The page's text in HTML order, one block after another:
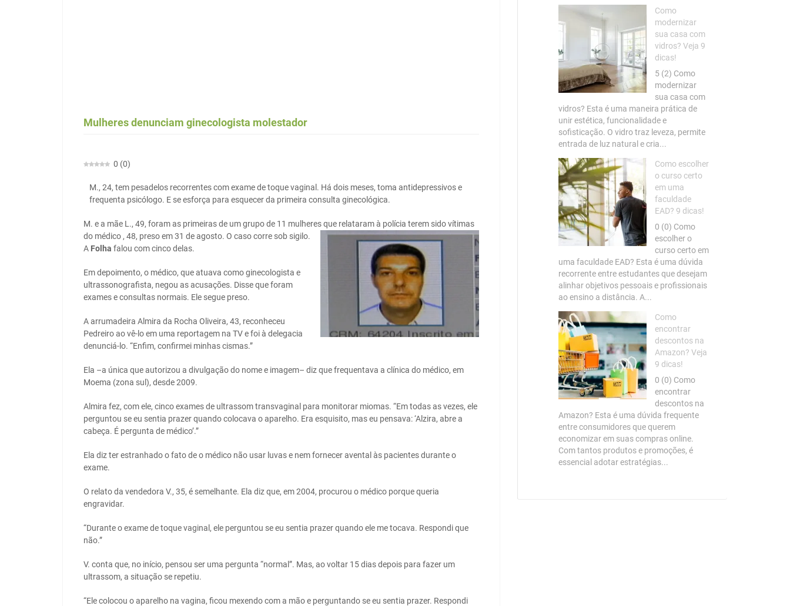
Mulheres denunciam ginecologista molestador
0 (0)
M., 24, tem pesadelos recorrentes com exame de toque vaginal. Há dois meses, toma antidepressivos e
frequenta psicólogo. E se esforça para esquecer da primeira consulta ginecológica.
M. e a mãe L., 49, foram as primeiras de um grupo de 11 mulheres que relataram à polícia terem sido vítimas
do médico , 48, preso em 31 de agosto. O caso corre sob sigilo.
A Folha falou com cinco delas.
Em depoimento, o médico, que atuava como ginecologista e
ultrassonografista, negou as acusações. Disse que foram
exames e consultas normais. Ele segue preso.
A arrumadeira Almira da Rocha Oliveira, 43, reconheceu
Pedreiro ao vê-lo em uma reportagem na TV e foi à delegacia
denunciá-lo. “Enfim, confirmei minhas cismas.”
Ela –a única que autorizou a divulgação do nome e imagem– diz que frequentava a clínica do médico, em
Moema (zona sul), desde 2009.
Almira fez, com ele, cinco exames de ultrassom transvaginal para monitorar miomas. “Em todas as vezes, ele
perguntou se eu sentia prazer quando colocava o aparelho. Era esquisito, mas eu pensava: ‘Alzira, abre a
cabeça. É pergunta de médico’.”
Ela diz ter estranhado o fato de o médico não usar luvas e nem fornecer avental às pacientes durante o
exame.
O relato da vendedora V., 35, é semelhante. Ela diz que, em 2004, procurou o médico porque queria
engravidar.
“Durante o exame de toque vaginal, ele perguntou se eu sentia prazer quando ele me tocava. Respondi que
não.”
V. conta que, no início, pensou ser uma pergunta “normal”. Mas, ao voltar 15 dias depois para fazer um
ultrassom, a situação se repetiu.
“Ele colocou o aparelho na vagina, ficou mexendo com a mão e perguntando se eu sentia prazer. Respondi
Como
modernizar
sua casa com
vidros? Veja 9
dicas!
5 (2) Como
modernizar
sua casa com
vidros? Esta é uma maneira prática de
unir estética, funcionalidade e
sofisticação. O vidro traz leveza, permite
entrada de luz natural e cria...
Como escolher
o curso certo
em uma
faculdade
EAD? 9 dicas!
0 (0) Como
escolher o
curso certo em
uma faculdade EAD? Esta é uma dúvida
recorrente entre estudantes que desejam
alinhar objetivos pessoais e profissionais
ao ensino a distância. A...
Como
encontrar
descontos na
Amazon? Veja
9 dicas!
0 (0) Como
encontrar
descontos na
Amazon? Esta é uma dúvida frequente
entre consumidores que querem
economizar em suas compras online.
Com tantos produtos e promoções, é
essencial adotar estratégias...